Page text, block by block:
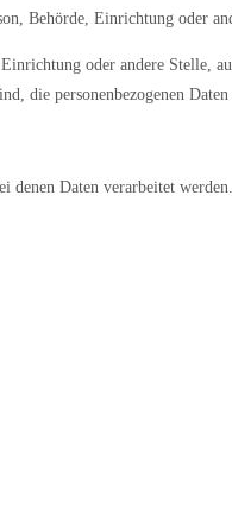
Behörde, Einrichtung oder
oder andere Stelle,
die personenbezogenen
denen Daten verarbeitet